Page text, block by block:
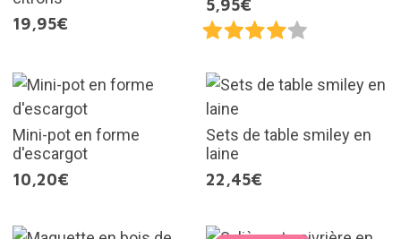
19,95€
5,95€
Mini-pot en forme
d'escargot
10,20€
Sets de table smiley en
laine
22,45€